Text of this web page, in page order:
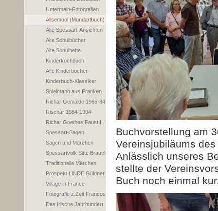
Untermain-Fotografien
Allsemool (Mundartbuch)
Alte Spessart-Ansichten
Alte Schulbücher
Alte Schulhefte
Kinderkochbuch
Alte Kinderbücher
Kinderbuch-Klassiker
Spielmann aus Franken
Richar Gemälde 1965-84
Rischar 1984-1994
Richar Goethes Faust II
Spessart-Sagen
Sagen und Märchen
Spessartvolk Sitte Brauch
Traditionelle Märchen
Prospekt LINDE Güldner
Village in France
Fotografie z.Zeit Francos
Das Irische Jahrhundert
Buchvorstellung am
Vereinsjubiläums
Anlässlich unseres
stellte der
Buch noch einmal